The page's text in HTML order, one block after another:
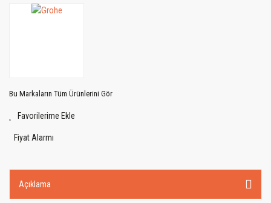
Bu Markaların Tüm Ürünlerini Gör
Fiyat Alarmı
Açıklama